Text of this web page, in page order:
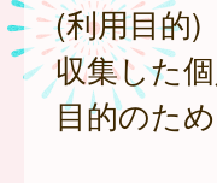
(利用目的)
収集した
目的のた